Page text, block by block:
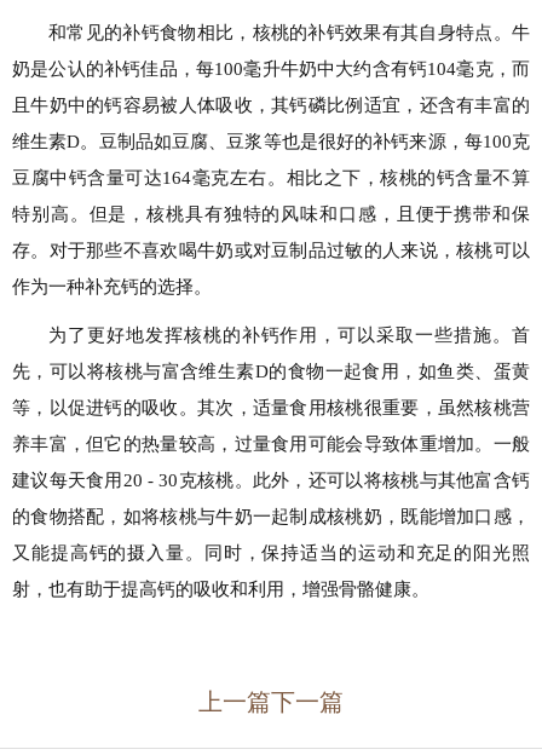
和常见的补钙食物相比，核桃的补钙效果有其自身特点。牛
奶是公认的补钙佳品，每100毫升牛奶中大约含有钙104毫克，而
且牛奶中的钙容易被人体吸收，其钙磷比例适宜，还含有丰富的
维生素D。豆制品如豆腐、豆浆等也是很好的补钙来源，每100克
豆腐中钙含量可达164毫克左右。相比之下，核桃的钙含量不算
特别高。但是，核桃具有独特的风味和口感，且便于携带和保
存。对于那些不喜欢喝牛奶或对豆制品过敏的人来说，核桃可以
作为一种补充钙的选择。
为了更好地发挥核桃的补钙作用，可以采取一些措施。首
先，可以将核桃与富含维生素D的食物一起食用，如鱼类、蛋黄
等，以促进钙的吸收。其次，适量食用核桃很重要，虽然核桃营
养丰富，但它的热量较高，过量食用可能会导致体重增加。一般
建议每天食用20 - 30克核桃。此外，还可以将核桃与其他富含钙
的食物搭配，如将核桃与牛奶一起制成核桃奶，既能增加口感，
又能提高钙的摄入量。同时，保持适当的运动和充足的阳光照
射，也有助于提高钙的吸收和利用，增强骨骼健康。
上一篇下一篇